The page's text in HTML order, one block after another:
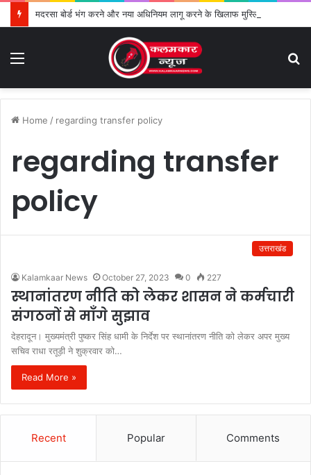
Home / regarding transfer policy
regarding transfer
policy
उत्तराखंड
Kalamkaar News October 27, 2023 0 227
स्थानांतरण नीति को लेकर शासन ने कर्मचारी
संगठनों से माँगे सुझाव
देहरादून। मुख्यमंत्री पुष्कर सिंह धामी के निर्देश पर स्थानांतरण नीति को लेकर अपर मुख्य
सचिव राधा रतूड़ी ने शुक्रवार को…
Read More »
Recent Popular Comments